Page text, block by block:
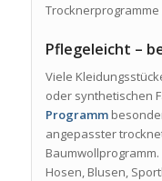
Pflegeleicht –
Viele
oder synthetischen
Programm
angepasster
Hosen, Blusen,